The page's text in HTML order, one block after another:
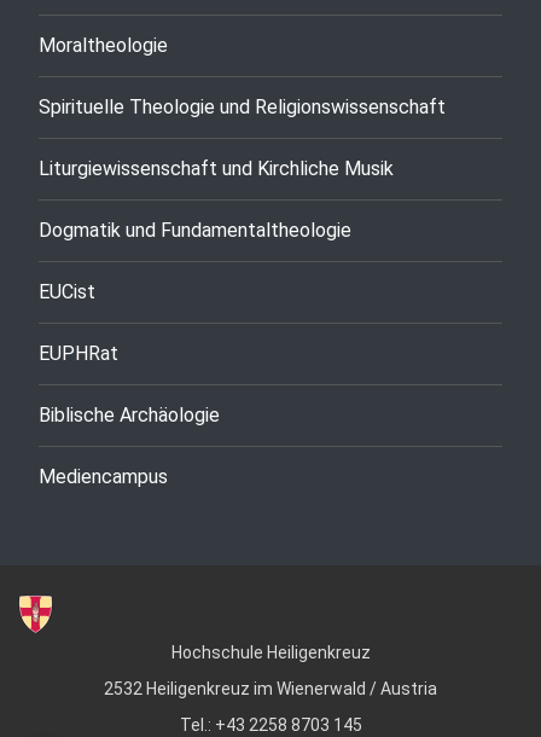
Moraltheologie
Spirituelle Theologie und Religionswissenschaft
Liturgiewissenschaft und Kirchliche Musik
Dogmatik und Fundamentaltheologie
EUCist
EUPHRat
Biblische Archäologie
Mediencampus
Hochschule Heiligenkreuz
2532 Heiligenkreuz im Wienerwald / Austria
Tel.: +43 2258 8703 145